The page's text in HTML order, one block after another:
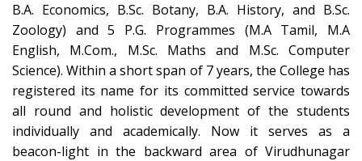
B.A. Economics, B.Sc. Botany, B.A. History, and B.Sc.
Zoology) and 5 P.G. Programmes (M.A Tamil, M.A
English, M.Com., M.Sc. Maths and M.Sc. Computer
Science). Within a short span of 7 years, the College has
registered its name for its committed service towards
all round and holistic development of the students
individually and academically. Now it serves as a
beacon-light in the backward area of Virudhunagar